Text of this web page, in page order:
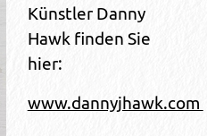
Künstler Danny
Hawk finden Sie
hier:
www.dannyjhawk.com